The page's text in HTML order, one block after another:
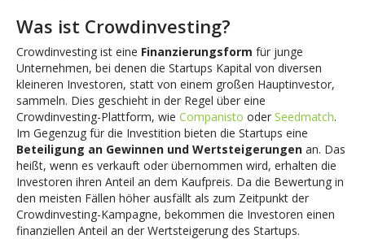
Was ist Crowdinvesting?
Crowdinvesting ist eine Finanzierungsform für junge
Unternehmen, bei denen die Startups Kapital von diversen
kleineren Investoren, statt von einem großen Hauptinvestor,
sammeln. Dies geschieht in der Regel über eine
Crowdinvesting-Plattform, wie Companisto oder Seedmatch.
Im Gegenzug für die Investition bieten die Startups eine
Beteiligung an Gewinnen und Wertsteigerungen an. Das
heißt, wenn es verkauft oder übernommen wird, erhalten die
Investoren ihren Anteil an dem Kaufpreis. Da die Bewertung in
den meisten Fällen höher ausfällt als zum Zeitpunkt der
Crowdinvesting-Kampagne, bekommen die Investoren einen
finanziellen Anteil an der Wertsteigerung des Startups.